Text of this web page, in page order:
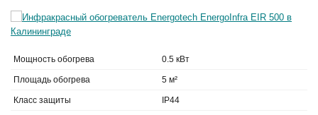
Мощность обогрева 0.5 кВт
Площадь обогрева 5 м²
Класс защиты IP44